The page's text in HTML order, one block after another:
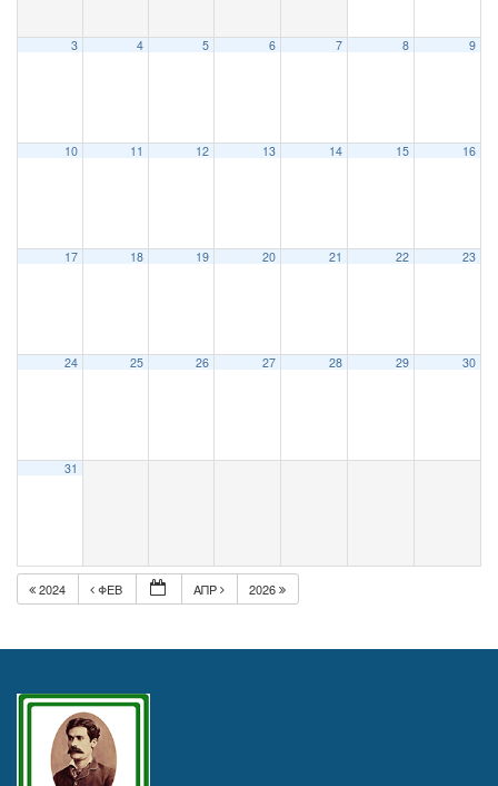
3 4 5 6 7 8 9
10 11 12 13 14 15 16
17 18 19 20 21 22 23
24 25 26 27 28 29 30
31
2024 ΦΕΒ ΑΠΡ 2026